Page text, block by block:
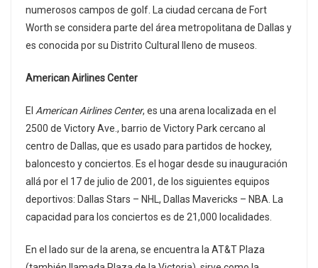
numerosos campos de golf. La ciudad cercana de Fort
Worth se considera parte del área metropolitana de Dallas y
es conocida por su Distrito Cultural lleno de museos.
American Airlines Center
El American Airlines Center, es una arena localizada en el
2500 de Victory Ave., barrio de Victory Park cercano al
centro de Dallas, que es usado para partidos de hockey,
baloncesto y conciertos. Es el hogar desde su inauguración
allá por el 17 de julio de 2001, de los siguientes equipos
deportivos: Dallas Stars – NHL, Dallas Mavericks – NBA. La
capacidad para los conciertos es de 21,000 localidades.
En el lado sur de la arena, se encuentra la AT&T Plaza